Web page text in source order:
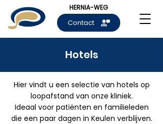
Contact
HERNIA-WEG
Hotels
Hier vindt u een selectie van hotels op
loopafstand van onze kliniek.
Ideaal voor patiënten en familieleden
die een paar dagen in Keulen verblijven.